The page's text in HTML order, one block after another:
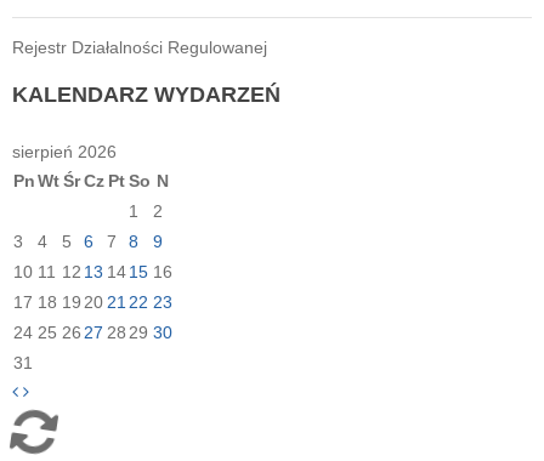
Rejestr Działalności Regulowanej
KALENDARZ WYDARZEŃ
sierpień 2026
PnWtŚrCz PtSo N
1
2
3
4 5 6 7 8
9
10 11 12 13 1415 16
17 18 19 20 21 22 23
24 25 26 27 28 29 30
31